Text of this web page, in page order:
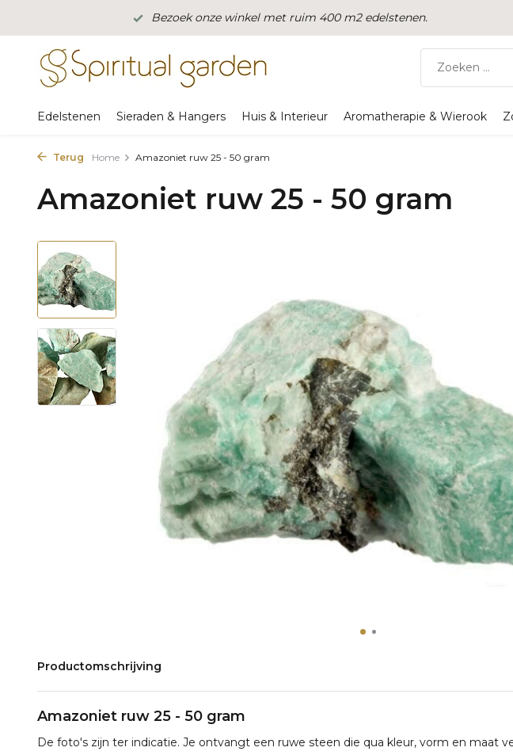
Bezoek onze winkel met ruim 400 m2 edelstenen.
Edelstenen Sieraden & Hangers Huis & Interieur Aromatherapie & Wierook
Terug Home Amazoniet ruw 25 - 50 gram
Amazoniet ruw 25 - 50 gram
Productomschrijving
Amazoniet ruw 25 - 50 gram
De foto's zijn ter indicatie. Je ontvangt een ruwe steen die qua kleur, vorm en maat